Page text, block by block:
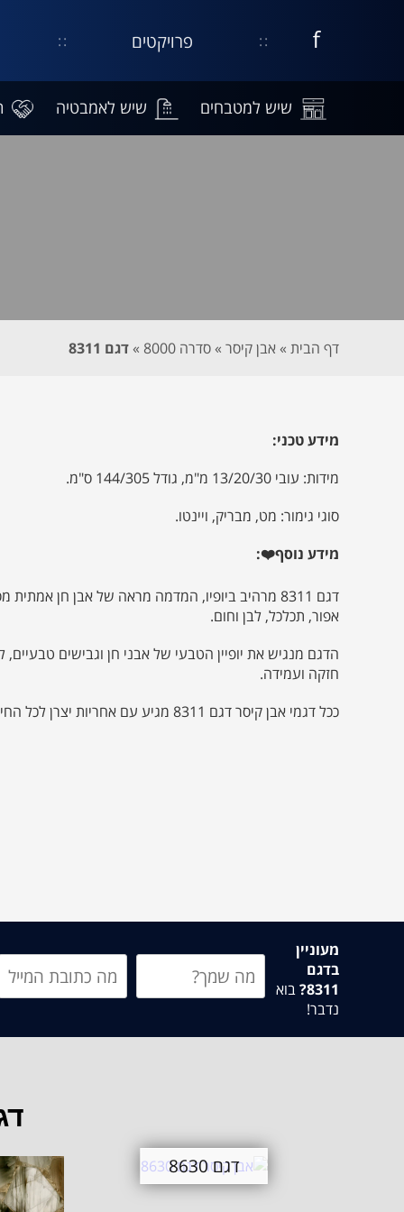
קישור
בחלון
חדש
בפייסבוק
פרויקטים
שיש למטבחים שיש לאמבטיה
דף הבית »אבן קיסר »סדרה 8000 »דגם 8311
מידע טכני:
מידות: עובי 13/20/30 מ"מ, גודל 144/305 ס"מ.
סוגי גימור: מט, מבריק, ויינטו.
מידע נוסף❤️:
דגם 8311 מרהיב ביופיו, המדמה מראה של אבן חן
אפור, תכלכל, לבן וחום.
הדגם מנגיש את יופיין הטבעי של אבני חן וגבישים
חזקה ועמידה.
ככל דגמי אבן קיסר דגם 8311 מגיע עם אחריות יצרן לכל החיים.
מעוניין
בדגם
8311? בוא
נדבר!
דגם 8630